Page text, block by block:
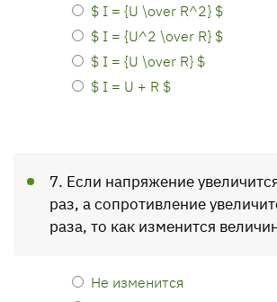
$ I = {U \over R^2} $
$ I = {U^2 \over R} $
$ I = {U \over R} $
$ I = U + R $
7. Если напряжение
раз, а сопротивление
раза, то как изменится
Не изменится